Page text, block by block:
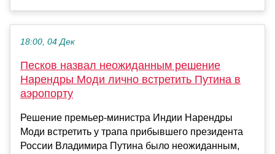
18:00, 04 Дек
Песков назвал неожиданным решение
Нарендры Моди лично встретить Путина в
аэропорту
Решение премьер-министра Индии Нарендры
Моди встретить у трапа прибывшего президента
России Владимира Путина было неожиданным,